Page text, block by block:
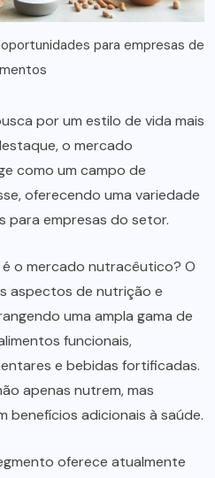
para empresas de
por um estilo de vida mais
o mercado
como um campo de
oferecendo uma variedade
para empresas do setor.
é o mercado nutracêutico? O
aspectos de nutrição e
uma ampla gama de
funcionais,
e bebidas fortificadas.
apenas nutrem, mas
benefícios adicionais à saúde.
oferece atualmente